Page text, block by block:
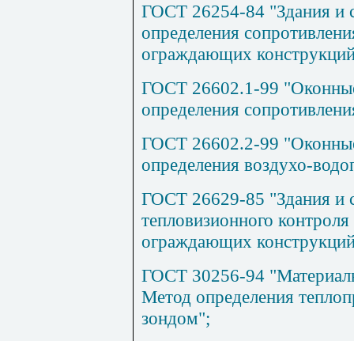
ГОСТ 26254-84 "Здания и
определения
ограждающих
ГОСТ 26602.1-99
определения
ГОСТ 26602.2-99
определения воздухо-
ГОСТ 26629-85 "Здания и
тепловизионного
ограждающих
ГОСТ 30256-94
Метод определения
зондом";